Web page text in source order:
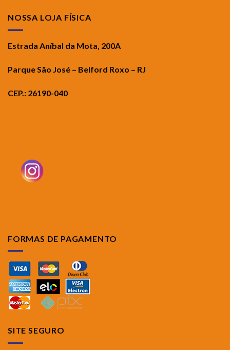
NOSSA LOJA FÍSICA
Estrada Aníbal da Mota, 200A
Parque São José – Belford Roxo – RJ
CEP.: 26190-040
FORMAS DE PAGAMENTO
SITE SEGURO